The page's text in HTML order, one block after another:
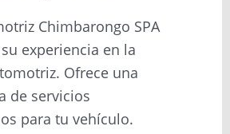
Chimbarongo SPA
experiencia en la
Ofrece una
de servicios
para tu vehículo.